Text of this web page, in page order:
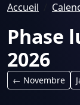
Accueil
Phase
2026
← Novembre